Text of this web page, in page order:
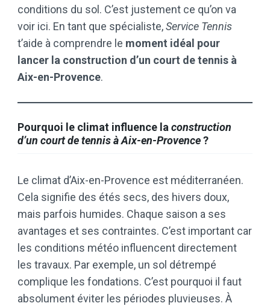
conditions du sol. C’est justement ce qu’on va
voir ici. En tant que spécialiste,Service Tennis
t’aide à comprendre le moment idéal pour
lancer la construction d’un court de tennis à
Aix-en-Provence.
Pourquoi le climat influence laconstruction
d’un court de tennis à Aix-en-Provence?
Le climat d’Aix-en-Provence est méditerranéen.
Cela signifie des étés secs, des hivers doux,
mais parfois humides. Chaque saison a ses
avantages et ses contraintes. C’est important car
les conditions météo influencent directement
les travaux. Par exemple, un sol détrempé
complique les fondations. C’est pourquoi il faut
absolument éviter les périodes pluvieuses. À